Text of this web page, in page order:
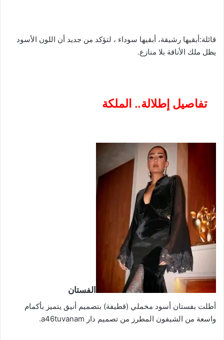
قائلة:أبقيها رشيقة، أبقيها سوداء ، لتؤكد من جديد أن اللون الأسود
يظل ملك الأناقة بلا منازع.
تفاصيل إطلالة.. الملكة
الفستان
أطلت بفستان أسود مخملي (قطيفة) بتصميم أنيق يتميز بأكمام
واسعة من الشيفون المطرز من تصميم دار a46tuvanam.